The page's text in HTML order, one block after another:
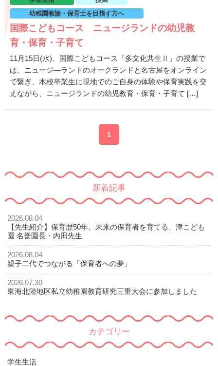
幼稚園教諭・保育士を目指す方へ
国際こどもコース ニュージランドの幼児教
育・保育・子育て
11月15日(水)、国際こどもコース「多文化共生Ⅱ」の授業で
は、ニュージ―ランドのオークランドと名古屋をオンライン
で繋ぎ、本校卒業生に現地でのご自身の体験や保育実践を交
えながら、ニュージランドの幼児教育・保育・子育て […]
1
新着記事
2026.08.04
【先生紹介】保育歴50年。未来の保育者を育てる、津こども
園 名誉園長・内田先生
2026.08.04
親子二代でつながる「保育者への夢」
2026.07.30
東海北陸地区私立幼稚園教育研究三重大会に参加しました
カテゴリー
学生生活